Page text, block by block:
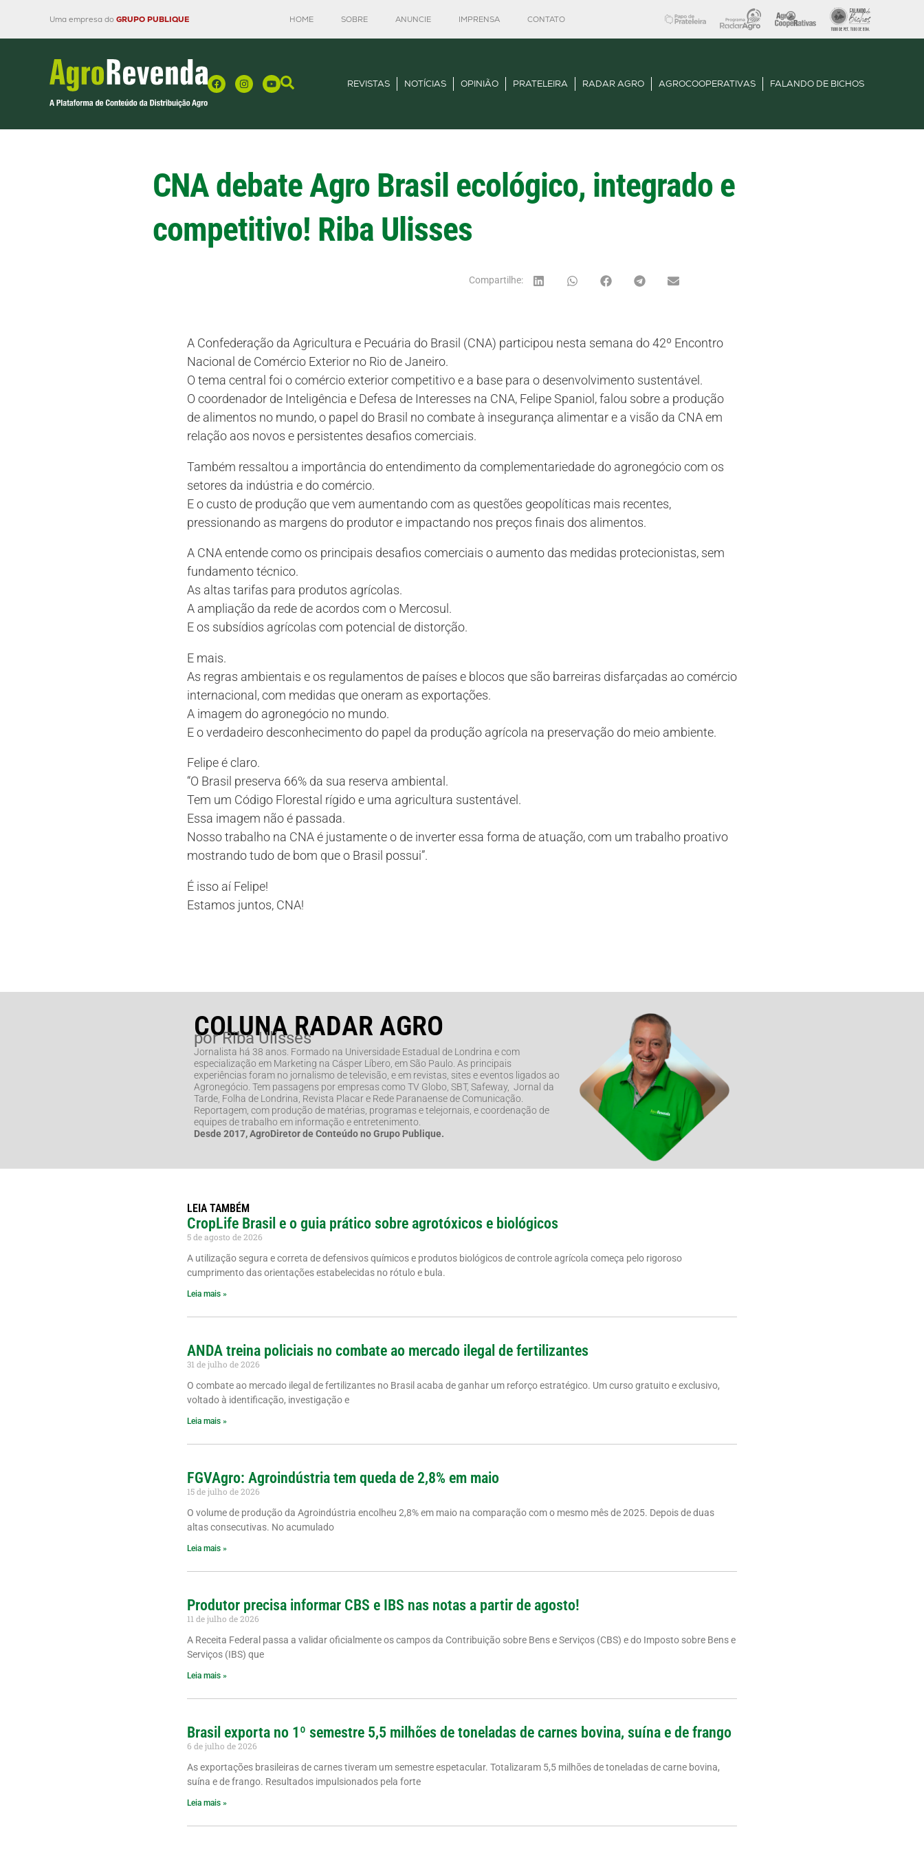
Uma empresa do GRUPO PUBLIQUE HOME SOBRE ANUNCIE IMPRENSA CONTATO
REVISTAS NOTÍCIAS OPINIÃO PRATELEIRA RADAR AGRO AGROCOOPERATIVAS FALANDO DE BICHOS
CNA debate Agro Brasil ecológico, integrado e
competitivo! Riba Ulisses
Compartilhe:
A Confederação da Agricultura e Pecuária do Brasil (CNA) participou nesta semana do 42º Encontro
Nacional de Comércio Exterior no Rio de Janeiro.
O tema central foi o comércio exterior competitivo e a base para o desenvolvimento sustentável.
O coordenador de Inteligência e Defesa de Interesses na CNA, Felipe Spaniol, falou sobre a produção
de alimentos no mundo, o papel do Brasil no combate à insegurança alimentar e a visão da CNA em
relação aos novos e persistentes desafios comerciais.
Também ressaltou a importância do entendimento da complementariedade do agronegócio com os
setores da indústria e do comércio.
E o custo de produção que vem aumentando com as questões geopolíticas mais recentes,
pressionando as margens do produtor e impactando nos preços finais dos alimentos.
A CNA entende como os principais desafios comerciais o aumento das medidas protecionistas, sem
fundamento técnico.
As altas tarifas para produtos agrícolas.
A ampliação da rede de acordos com o Mercosul.
E os subsídios agrícolas com potencial de distorção.
E mais.
As regras ambientais e os regulamentos de países e blocos que são barreiras disfarçadas ao comércio
internacional, com medidas que oneram as exportações.
A imagem do agronegócio no mundo.
E o verdadeiro desconhecimento do papel da produção agrícola na preservação do meio ambiente.
Felipe é claro.
“O Brasil preserva 66% da sua reserva ambiental.
Tem um Código Florestal rígido e uma agricultura sustentável.
Essa imagem não é passada.
Nosso trabalho na CNA é justamente o de inverter essa forma de atuação, com um trabalho proativo
mostrando tudo de bom que o Brasil possui”.
É isso aí Felipe!
Estamos juntos, CNA!
COLUNA RADAR AGRO
por Riba Ulisses
Jornalista há 38 anos. Formado na Universidade Estadual de Londrina e com
especialização em Marketing na Cásper Líbero, em São Paulo. As principais
experiências foram no jornalismo de televisão, e em revistas, sites e eventos ligados ao
Agronegócio. Tem passagens por empresas como TV Globo, SBT, Safeway, Jornal da
Tarde, Folha de Londrina, Revista Placar e Rede Paranaense de Comunicação.
Reportagem, com produção de matérias, programas e telejornais, e coordenação de
equipes de trabalho em informação e entretenimento.
Desde 2017, AgroDiretor de Conteúdo no Grupo Publique.
LEIA TAMBÉM
CropLife Brasil e o guia prático sobre agrotóxicos e biológicos
5 de agosto de 2026
A utilização segura e correta de defensivos químicos e produtos biológicos de controle agrícola começa pelo rigoroso
cumprimento das orientações estabelecidas no rótulo e bula.
Leia mais »
ANDA treina policiais no combate ao mercado ilegal de fertilizantes
31 de julho de 2026
O combate ao mercado ilegal de fertilizantes no Brasil acaba de ganhar um reforço estratégico. Um curso gratuito e exclusivo,
voltado à identificação, investigação e
Leia mais »
FGVAgro: Agroindústria tem queda de 2,8% em maio
15 de julho de 2026
O volume de produção da Agroindústria encolheu 2,8% em maio na comparação com o mesmo mês de 2025. Depois de duas
altas consecutivas. No acumulado
Leia mais »
Produtor precisa informar CBS e IBS nas notas a partir de agosto!
11 de julho de 2026
A Receita Federal passa a validar oficialmente os campos da Contribuição sobre Bens e Serviços (CBS) e do Imposto sobre Bens e
Serviços (IBS) que
Leia mais »
Brasil exporta no 1º semestre 5,5 milhões de toneladas de carnes bovina, suína e de frango
6 de julho de 2026
As exportações brasileiras de carnes tiveram um semestre espetacular. Totalizaram 5,5 milhões de toneladas de carne bovina,
suína e de frango. Resultados impulsionados pela forte
Leia mais »